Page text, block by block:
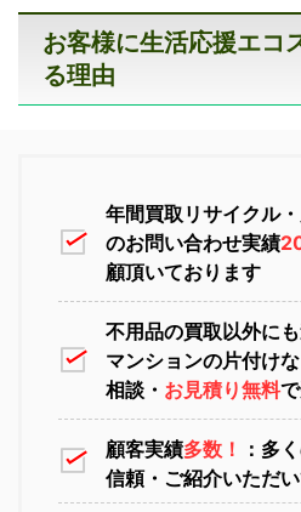
苫小牧不用品回収
お客様に生活応援エコ
る理由
年間買取リサイクル
のお問い合わせ実績
顧頂いております
不用品の買取以外に
マンションの片付け
相談・ お見積り無料
顧客実績多数！
：多
信頼・ご紹介いただい